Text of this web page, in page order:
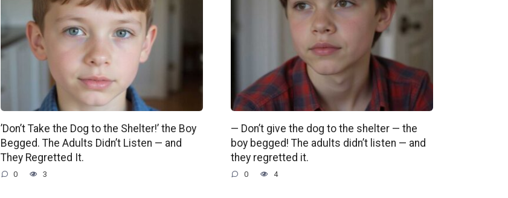
’Don’t Take the Dog to the Shelter!’ the Boy
Begged. The Adults Didn’t Listen — and
They Regretted It.
0 3
— Don’t give the dog to the shelter — the
boy begged! The adults didn’t listen — and
they regretted it.
0 4